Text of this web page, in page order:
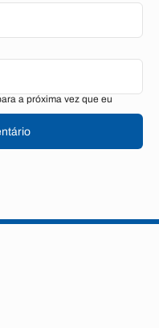
a próxima vez que eu